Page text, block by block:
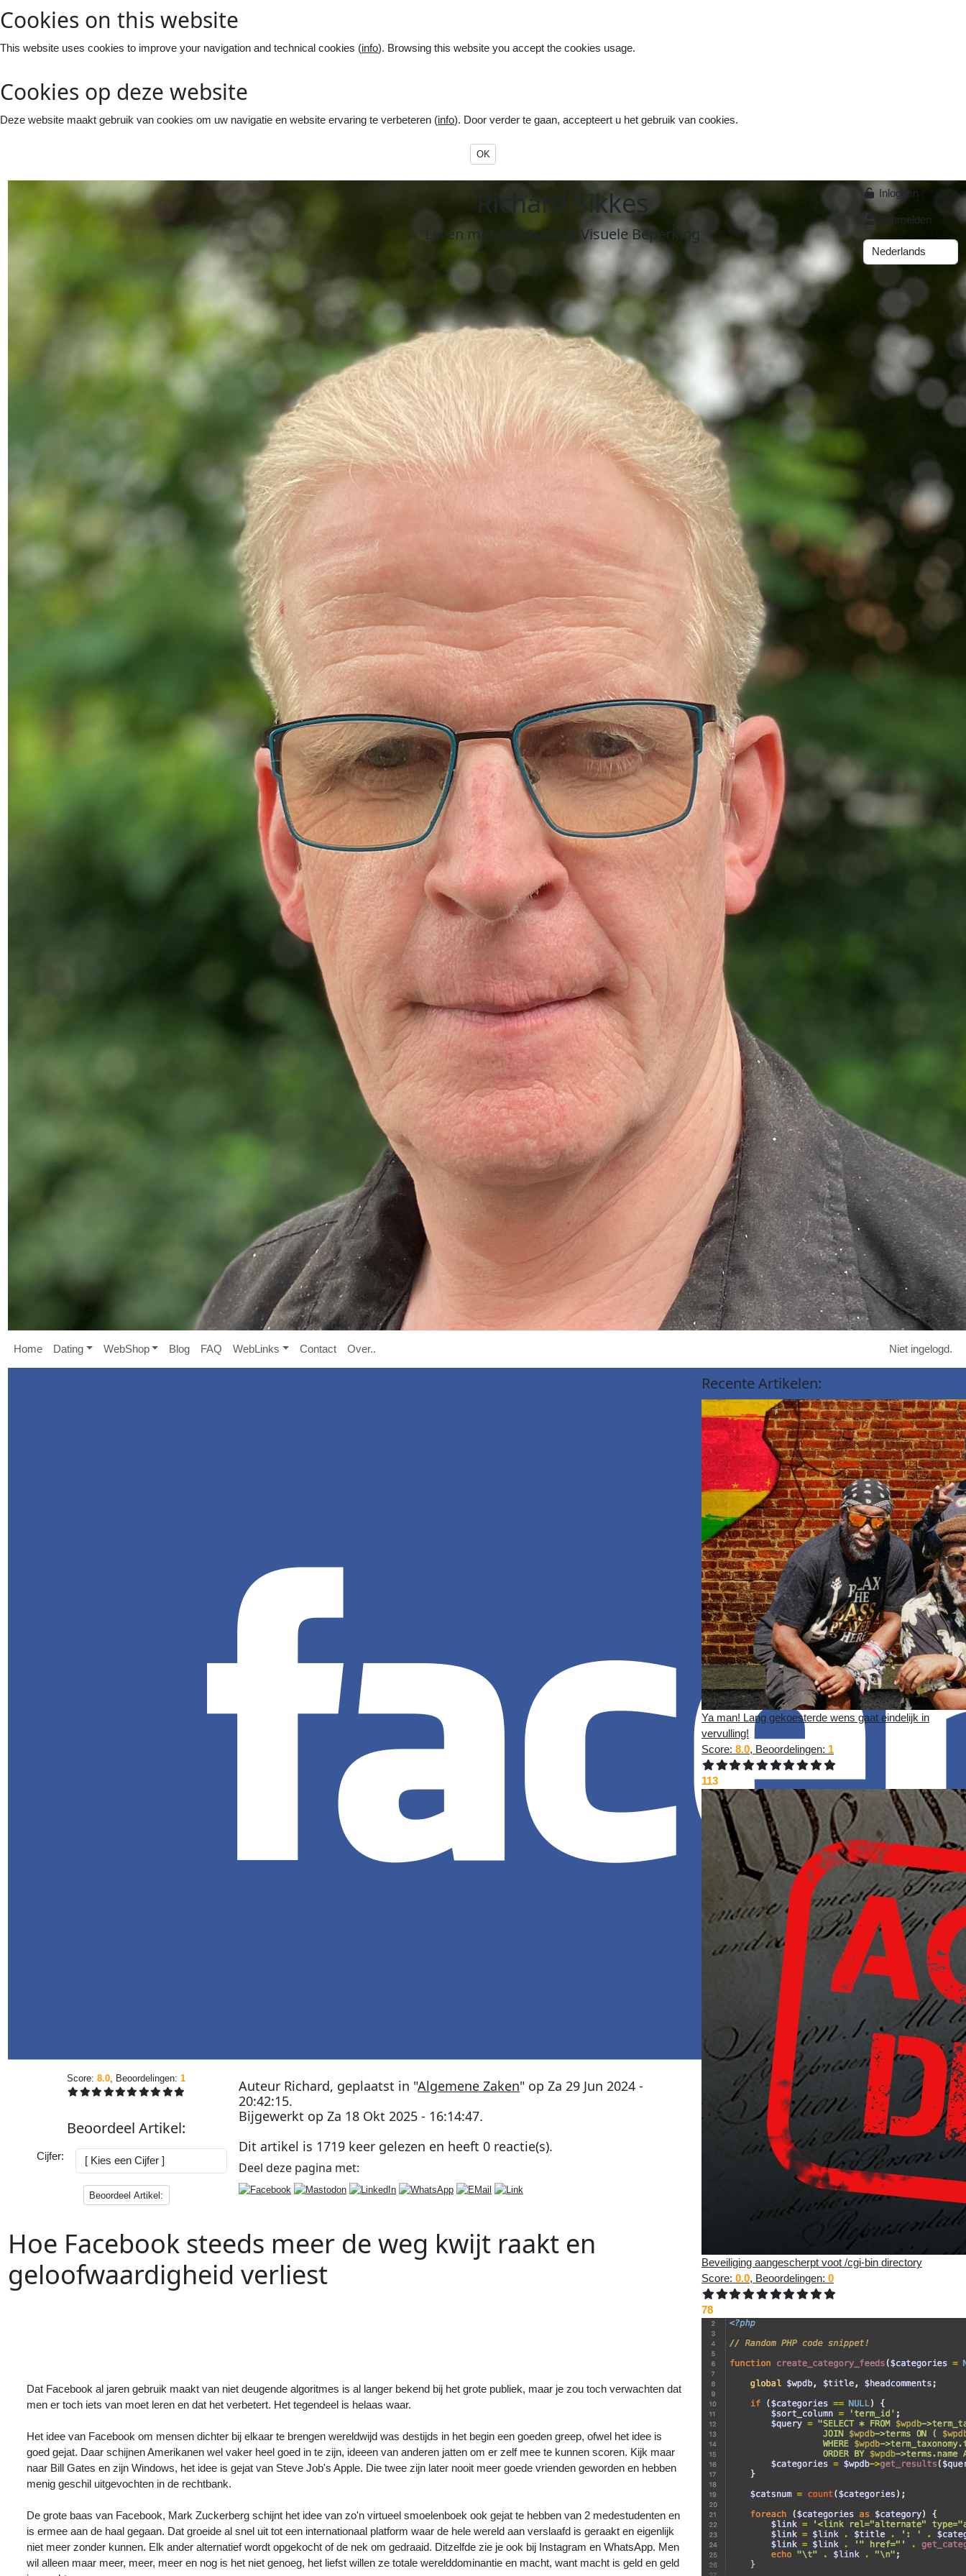
Cookies on this website
This website uses cookies to improve your navigation and technical cookies (info). Browsing this website you accept the cookies usage.
Cookies op deze website
Deze website maakt gebruik van cookies om uw navigatie en website ervaring te verbeteren (info). Door verder te gaan, accepteert u het gebruik van cookies.
OK
Richard ikkes
Leven met eenAuditief Visuele Beperking
Inloggen
Aanmelden
Home Dating WebShop Blog FAQ WebL inks Contact Over.. Niet ingelogd.
Score:8.0 , Beoordelingen:1
BeoordeelArtikel:
Cijfer:
Beoordeel Artikel:
Auteur Richard, geplaatst in "Algemene Zaken" opZa 29 Jun 2024 -
20:42:15.
Bijgewerkt opZa 18 Okt 2025 - 16:14:47.
Dit artikel is 1719 keer gelezen en heeft0 reactie(s).
Deel deze pagina met:
Hoe Facebook steeds meer de weg kwijt raakt en
geloofwaardigheid verliest
Dat Facebook al jaren gebruik maakt van niet deugende algoritmes is al langer bekend bij het grote publiek, maar je zou toch verwachten dat
men er toch iets van moet leren en dat het verbetert. Het tegendeel is helaas waar.
Het idee van Facebook om mensen dichter bij elkaar te brengen wereldwijd was destijds in het begin een goeden greep, ofwel het idee is
goed gejat. Daar schijnen Amerikanen wel vaker heel goed in te zijn, ideeen van anderen jatten om er zelf mee te kunnen scoren. Kijk maar
naar Bill Gates en zijn Windows, het idee is gejat van Steve Job's Apple. Die twee zijn later nooit meer goede vrienden geworden en hebben
menig geschil uitgevochten in de rechtbank.
De grote baas van Facebook, Mark Zuckerberg schijnt het idee van zo'n virtueel smoelenboek ook gejat te hebben van 2 medestudenten en
is ermee aan de haal gegaan. Dat groeide al snel uit tot een internationaal platform waar de hele wereld aan verslaafd is geraakt en eigenlijk
niet meer zonder kunnen. Elk ander alternatief wordt opgekocht of de nek om gedraaid. Ditzelfde zie je ook bij Instagram en WhatsApp. Men
wil alleen maar meer, meer, meer en nog is het niet genoeg, het liefst willen ze totale werelddominantie en macht, want macht is geld en geld
RecenteArtikelen:
Ya man! Lang gekoesterde wens gaat eindelijk in
vervulling!
Score: 8.0, Beoordelingen: 1
113
Beveiliging aangescherpt voot /cgi-bin directory
Score: 0.0, Beoordelingen: 0
78